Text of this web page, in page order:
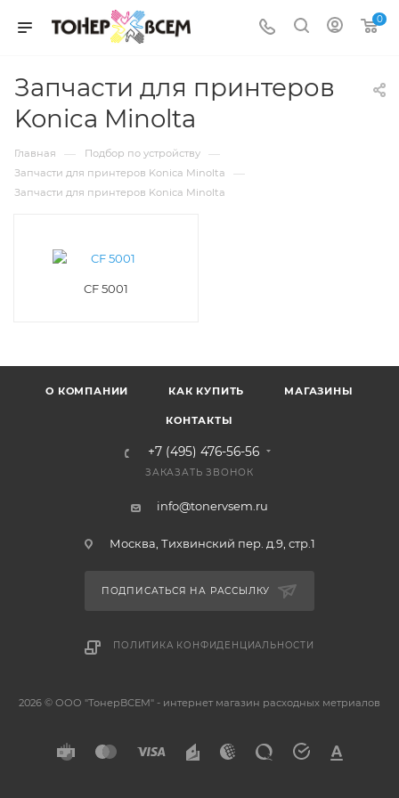
0
Запчасти для принтеров
Konica Minolta
Главная — Подбор по устройству —
Запчасти для принтеров Konica Minolta —
Запчасти для принтеров Konica Minolta
CF 5001
О КОМПАНИИ КАК КУПИТЬ МАГАЗИНЫ
КОНТАКТЫ
+7 (495) 476-56-56
ЗАКАЗАТЬ ЗВОНОК
info@tonervsem.ru
Москва, Тихвинский пер. д.9, стр.1
ПОДПИСАТЬСЯ НА РАССЫЛКУ
ПОЛИТИКА КОНФИДЕНЦИАЛЬНОСТИ
2026 © ООО "ТонерВСЕМ" - интернет магазин расходных метриалов